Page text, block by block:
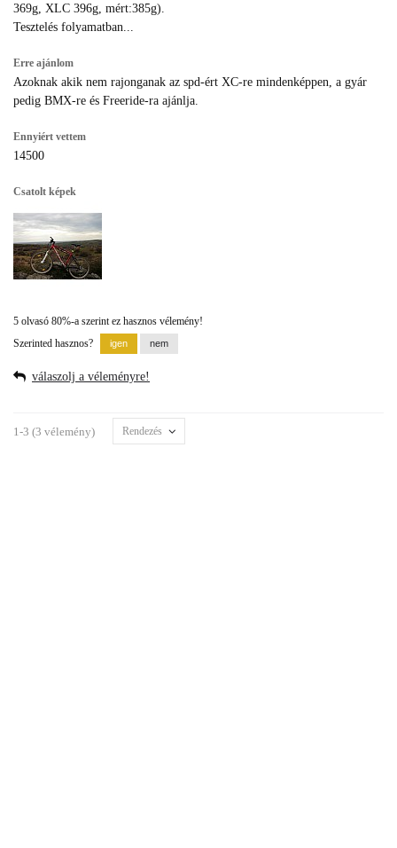
369g, XLC 396g, mért:385g).
Tesztelés folyamatban...
Erre ajánlom
Azoknak akik nem rajonganak az spd-ért XC-re mindenképpen, a gyár
pedig BMX-re és Freeride-ra ajánlja.
Ennyiért vettem
14500
Csatolt képek
5 olvasó 80%-a szerint ez hasznos vélemény!
Szerinted hasznos?
válaszolj a véleményre!
1-3 (3 vélemény) Rendezés